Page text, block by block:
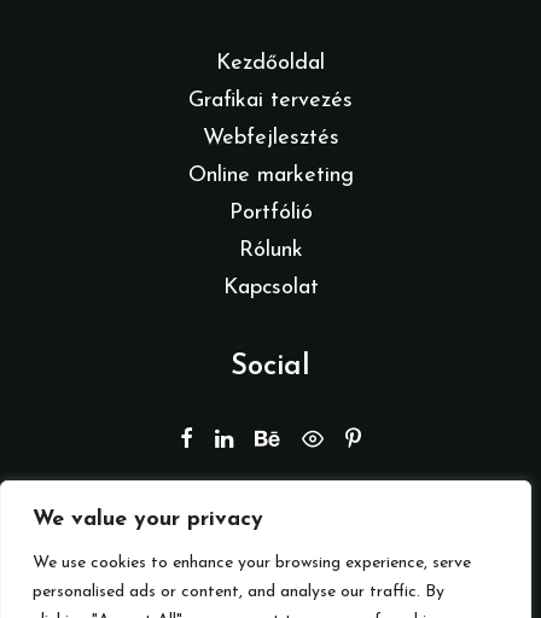
We value your privacy
We use cookies to enhance your browsing experience, serve
personalised ads or content, and analyse our traffic. By
Kezdőoldal
Grafikai tervezés
Webfejlesztés
Online marketing
Portfólió
Rólunk
Kapcsolat
Social
© 2026 Branding by REMION.Minden jog fenntartva